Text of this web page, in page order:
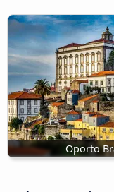
Oporto